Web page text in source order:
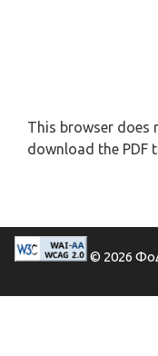
This browser does
download the PDF
© 2026